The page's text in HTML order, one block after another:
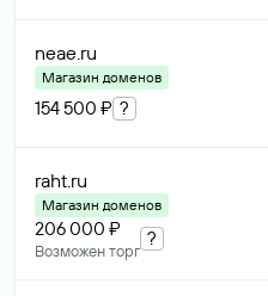
neae.ru
Магазин доменов
154 500 ₽ ?
raht.ru
Магазин доменов
206 000 ₽
Возможен торг
?